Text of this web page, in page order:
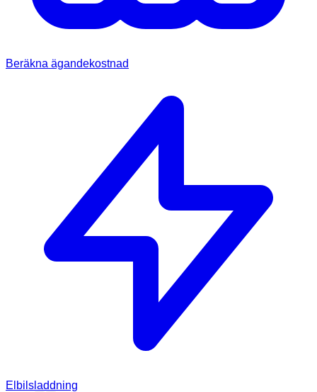
Beräkna ägandekostnad
Elbilsladdning